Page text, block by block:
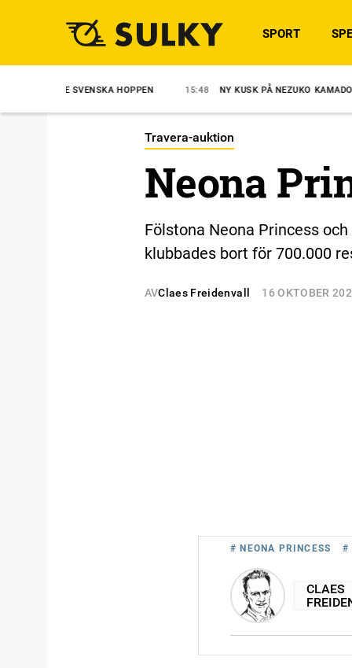
SPORT
HOPPEN 15:48 NY KUSK PÅ NEZUKO KAMADO 15:35
Travera-auktion
Neona
Fölstona Neona Princess
klubbades bort för 700.000
AVClaes Freidenvall 16 OKTOBER
# NEONA PRINCESS #
CLAES